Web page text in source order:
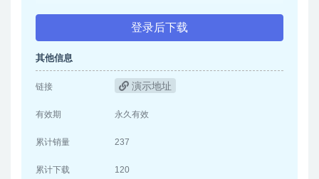
登录后下载
其他信息
链接 演示地址
有效期 永久有效
累计销量 237
累计下载 120